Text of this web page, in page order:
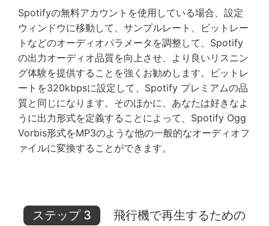
Spotifyの無料アカウントを使用している場合、設定
ウィンドウに移動して、サンプルレート、ビットレー
トなどのオーディオパラメータを調整して、Spotify
の出力オーディオ品質を向上させ、より良いリスニン
グ体験を提供することを強くお勧めします。ビットレ
ートを320kbpsに設定して、Spotify プレミアムの品
質と同じになります。そのほかに、あなたは好きなよ
うに出力形式を定義することによって、Spotify Ogg
Vorbis形式をMP3のような他の一般的なオーディオフ
ァイルに変換することができます。
ステップ 3
飛行機で再生するための